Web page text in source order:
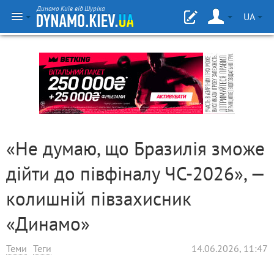
Динамо Київ від Шуріка
UA
«Не думаю, що Бразилія зможе
дійти до півфіналу ЧС-2026», —
колишній півзахисник
«Динамо»
Теми Теги 14.06.2026, 11:47